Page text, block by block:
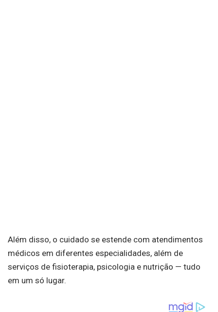
Além disso, o cuidado se estende com atendimentos
médicos em diferentes especialidades, além de
serviços de fisioterapia, psicologia e nutrição — tudo
em um só lugar.